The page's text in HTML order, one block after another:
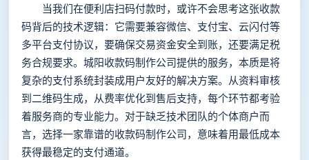
当我们在便利店扫码付款时，或许不会思考这张收款
码背后的技术逻辑：它需要兼容微信、支付宝、云闪付等
多平台支付协议，要确保交易资金安全到账，还要满足税
务合规要求。城阳收款码制作公司提供的服务，本质是将
复杂的支付系统封装成用户友好的解决方案。从资料审核
到二维码生成，从费率优化到售后支持，每个环节都考验
着服务商的专业能力。对于缺乏技术团队的个体商户而
言，选择一家靠谱的收款码制作公司，意味着用最低成本
获得最稳定的支付通道。